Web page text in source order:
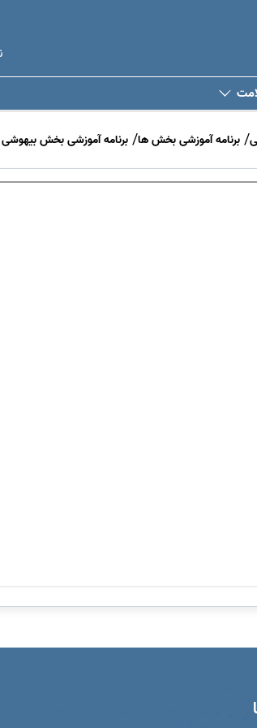
برنامه آموزشی بخش ها برنامه آموزشی بخش بیهوشی